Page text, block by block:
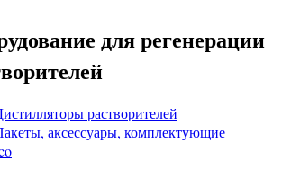
для регенерации
растворителей
аксессуары, комплектующие